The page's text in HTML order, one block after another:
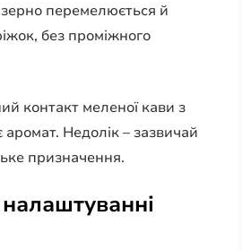
перемелюється й
без проміжного
контакт меленої кави з
аромат. Недолік – зазвичай
призначення.